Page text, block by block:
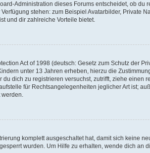
Administration dieses Forums entscheidet, ob
stehen: zum Beispiel Avatarbilder, Private
und dir zahlreiche Vorteile bietet.
Act of 1998 (deutsch: Gesetz zum Schutz der
unter 13 Jahren erheben, hierzu die
dich zu registrieren versuchst, zutrifft, ziehe
für Rechtsangelegenheiten jeglicher Art ist;
werden.
komplett ausgeschaltet hat, damit sich keine
wurden. Um Hilfe zu erhalten, wende dich an